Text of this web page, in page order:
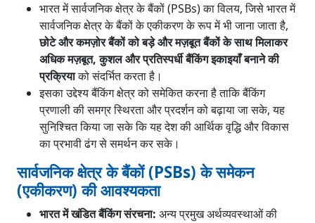
भारत में सार्वजनिक क्षेत्र के बैंकों (PSBs) का विलय, जिसे भारत में
सार्वजनिक क्षेत्र के बैंकों के एकीकरण के रूप में भी जाना जाता है,
छोटे और कमज़ोर बैंकों को बड़े और मज़बूत बैंकों के साथ मिलाकर
अधिक मज़बूत, कुशल और प्रतिस्पर्धी बैंकिंग इकाइयाँ बनाने की
प्रक्रियाको संदर्भित करता है।
इसका उद्देश्य बैंकिंग क्षेत्र को समेकित करना है ताकि बैंकिंग
प्रणाली की समग्र स्थिरता और प्रदर्शन को बढ़ाया जा सके, यह
सुनिश्चित किया जा सके कि यह देश की आर्थिक वृद्धि और विकास
का प्रभावी ढंग से समर्थन कर सके।
सार्वजनिक क्षेत्र के बैंकों (PSBs) के समेकन
(एकीकरण) की आवश्यकता
भारत में खंडित बैंकिंग संरचना: अन्य प्रमुख अर्थव्यवस्थाओं की